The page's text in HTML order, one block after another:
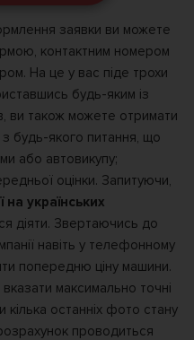
заявки ви можете
контактним номером
На це у вас піде трохи
будь-яким із
ви також можете отримати
з будь-якого питання, що
або автовикупу;
оцінки. Запитуючи,
на українських
діяти. Звертаючись до
навіть у телефонному
попередню ціну машини.
максимально точні
кілька останніх фото стану
проводиться